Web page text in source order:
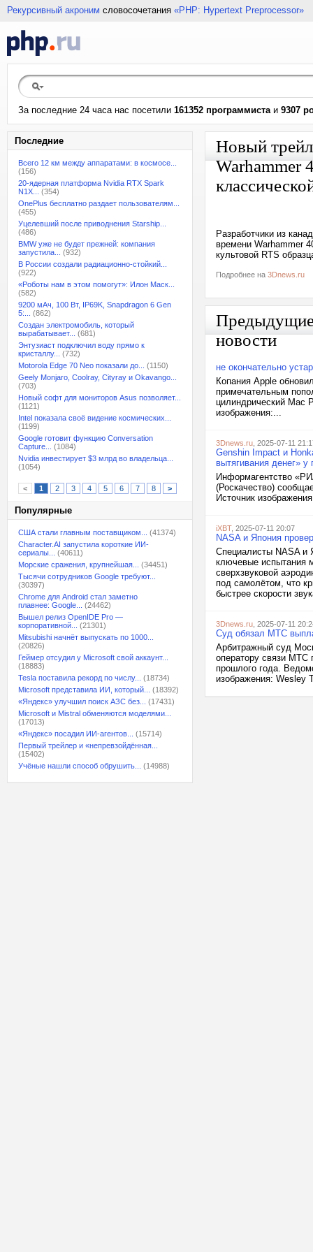
Рекурсивный акроним словосочетания «PHP: Hypertext Preprocessor»
За последние 24 часа нас посетили 161352 программистаи 9307
Последние
Всего 12 км между аппаратами: в космосе...
(156)
20-ядерная платформа Nvidia RTX Spark
N1X...
(354)
OnePlus бесплатно раздает пользователям...
(455)
Уцелевший после приводнения Starship...
(486)
BMW уже не будет прежней: компания
запустила...
(932)
В России создали радиационно-стойкий...
(922)
«Роботы нам в этом помогут»: Илон Маск...
(582)
9200 мАч, 100 Вт, IP69K, Snapdragon 6 Gen
5:...
(862)
Создан электромобиль, который
вырабатывает...
(681)
Энтузиаст подключил воду прямо к
кристаллу...
(732)
Motorola Edge 70 Neo показали до...
(1150)
Geely Monjaro, Coolray, Cityray и Okavango...
(703)
Новый софт для мониторов Asus позволяет...
(1121)
Intel показала своё видение космических...
(1199)
Google готовит функцию Conversation
Capture...
(1084)
Nvidia инвестирует $3 млрд во владельца...
(1054)
< 1 2 3 4 5 6 7 8 >
Популярные
США стали главным поставщиком...
(41374)
Character.AI запустила короткие ИИ-
сериалы...
(40611)
Морские сражения, крупнейшая...
(34451)
Тысячи сотрудников Google требуют...
(30397)
Chrome для Android стал заметно
плавнее: Google...
(24462)
Вышел релиз OpenIDE Pro —
корпоративной...
(21301)
Mitsubishi начнёт выпускать по 1000...
(20826)
Геймер отсудил у Microsoft свой аккаунт...
(18883)
Tesla поставила рекорд по числу...
(18734)
Microsoft представила ИИ, который...
(18392)
«Яндекс» улучшил поиск АЗС без...
(17431)
Microsoft и Mistral обменяются моделями...
(17013)
«Яндекс» посадил ИИ-агентов...
(15714)
Первый трейлер и «непревзойдённая...
(15402)
Учёные нашли способ обрушить...
(14988)
Новый
Warhammer
Разработчики из
времени Warhammer
культовой RTS
Подробнее на 3Dnews.ru
новости
не окончательно
Копания Apple
примечательным
цилиндрический Mac
изображения:...
3Dnews.ru , 2025-07-11
Genshin Impact и
вытягивания денег» у
Информагентство
(Роскачество)
Источник
iXBT, 2025-07-11 20:07
NASA и Япония
Специалисты NASA и
ключевые испытания
сверхзвуковой
под самолётом, что
быстрее скорости
3Dnews.ru , 2025-07-11
Суд обязал МТС
Арбитражный суд
оператору связи МТС
прошлого года.
изображения: Wesley